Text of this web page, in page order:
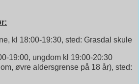
kl 18:00-19:30, sted: Grasdal skule
19:00, ungdom kl 19:00-20:30
øvre aldersgrense på 18 år), sted: